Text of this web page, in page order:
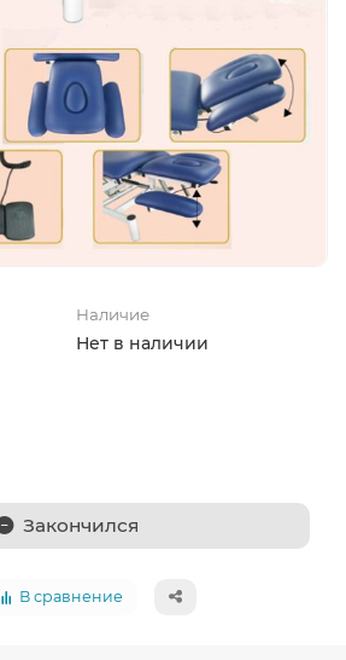
Наличие
Нет в наличии
Закончился
В сравнение